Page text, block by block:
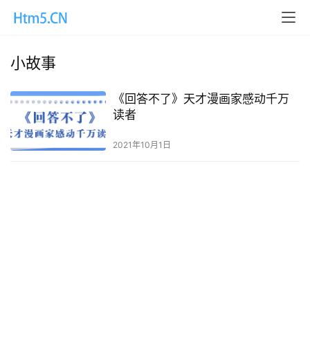
小故事
《回答不了》天才漫画家感动千万
读者
2021年10月1日